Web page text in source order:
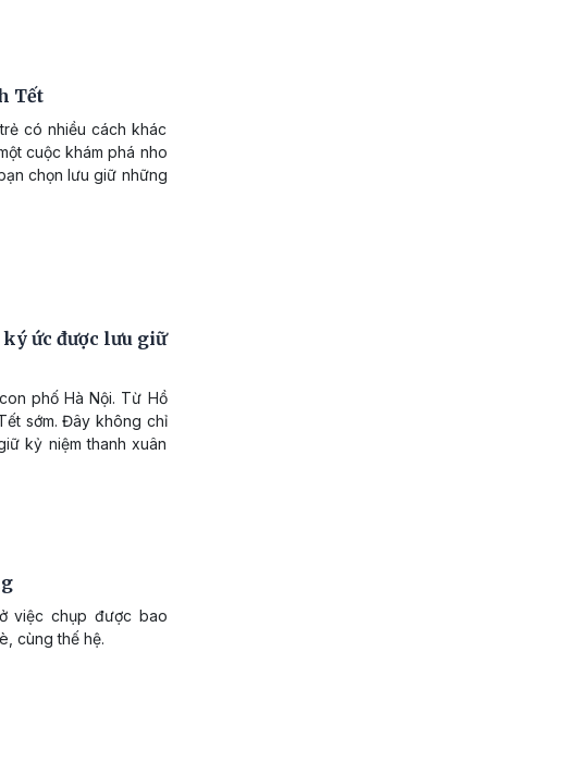
Tết
có nhiều cách khác
cuộc khám phá nho
chọn lưu giữ những
ức được lưu giữ
phố Hà Nội. Từ Hồ
sớm. Đây không chỉ
kỷ niệm thanh xuân
việc chụp được bao
cùng thế hệ.